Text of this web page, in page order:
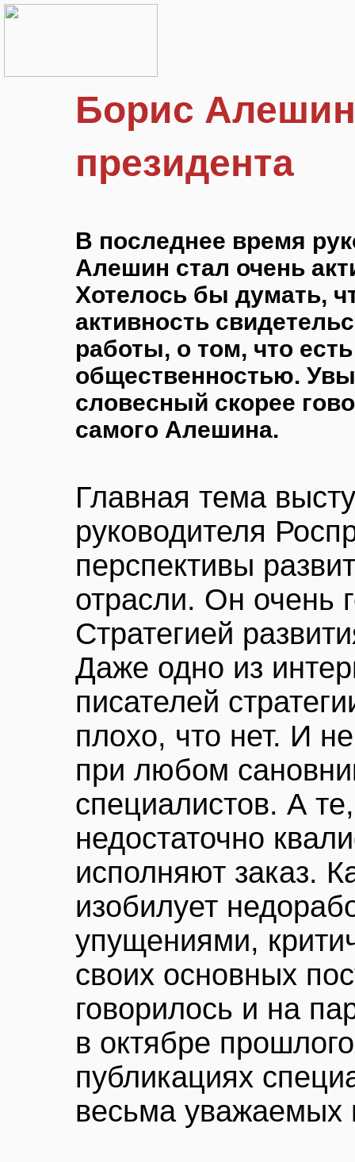
Борис
президента
В последнее время
Алешин стал очень
Хотелось бы думать,
активность
работы, о том, что
общественностью.
словесный скорее
самого Алешина.
Главная тема
руководителя
перспективы
отрасли. Он очень
Стратегией
Даже одно из
писателей
плохо, что нет. И
при любом
специалистов. А
недостаточно
исполняют заказ.
изобилует
упущениями,
своих основных
говорилось и на
в октябре
публикациях
весьма уважаемых